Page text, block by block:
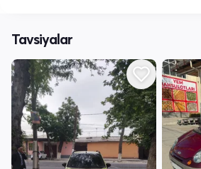
Tavsiyalar